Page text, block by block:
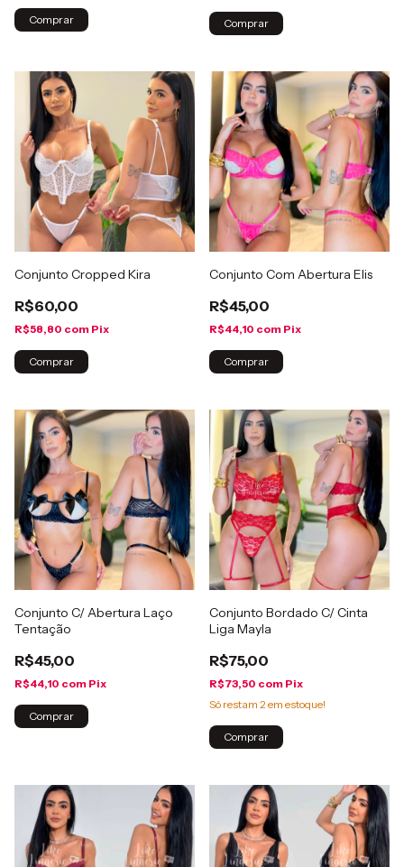
Comprar Comprar
Conjunto Cropped Kira
R$60,00
R$58,80 com Pix
Comprar
Conjunto Com Abertura Elis
R$45,00
R$44,10 com Pix
Comprar
Conjunto C/ Abertura Laço
Tentação
R$45,00
R$44,10 com Pix
Comprar
Conjunto Bordado C/ Cinta
Liga Mayla
R$75,00
R$73,50 com Pix
Só restam 2 em estoque!
Comprar